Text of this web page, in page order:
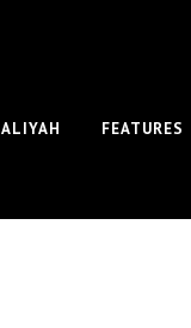
ALIYAH FEATURES